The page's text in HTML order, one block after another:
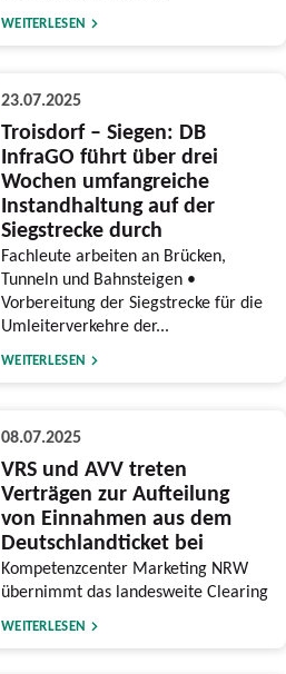
WEITERLESEN
23.07.2025
Troisdorf – Siegen: DB
InfraGO führt über drei
Wochen umfangreiche
Instandhaltung auf der
Siegstrecke durch
Fachleute arbeiten an Brücken,
Tunneln und Bahnsteigen •
Vorbereitung der Siegstrecke für die
Umleiterverkehre der...
WEITERLESEN
08.07.2025
VRS und AVV treten
Verträgen zur Aufteilung
von Einnahmen aus dem
Deutschlandticket bei
Kompetenzcenter Marketing NRW
übernimmt das landesweite Clearing
WEITERLESEN